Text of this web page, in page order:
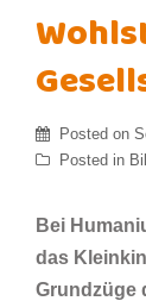
Posted on
Posted in
Bei
das
Grundzüge